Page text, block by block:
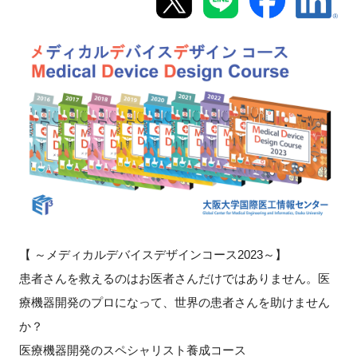
新規登録
イベント
プログラム
インタビュー・コラム
LINK-Jを知る
特別会員
施設・アクセス
【 ～メディカルデバイスデザインコース2023～】
患者さんを救えるのはお医者さんだけではありません。医
療機器開発のプロになって、世界の患者さんを助けません
か？
医療機器開発のスペシャリスト養成コース